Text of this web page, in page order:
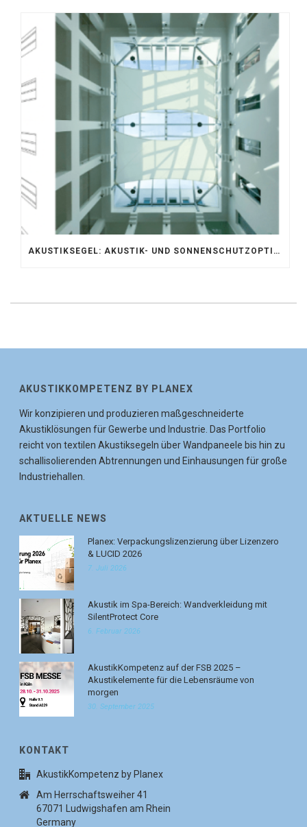
AKUSTIKSEGEL: AKUSTIK- UND SONNENSCHUTZOPTIMIERUNG IM ATRIUM DER UNIVERSITÄT BONN
AKUSTIKKOMPETENZ BY PLANEX
Wir konzipieren und produzieren maßgeschneiderte
Akustiklösungen für Gewerbe und Industrie. Das Portfolio
reicht von textilen Akustiksegeln über Wandpaneele bis hin zu
schallisolierenden Abtrennungen und Einhausungen für große
Industriehallen.
AKTUELLE NEWS
Planex: Verpackungslizenzierung über Lizenzero
& LUCID 2026
7. Juli 2026
Akustik im Spa-Bereich: Wandverkleidung mit
SilentProtect Core
6. Februar 2026
AkustikKompetenz auf der FSB 2025 –
Akustikelemente für die Lebensräume von
morgen
30. September 2025
KONTAKT
AkustikKompetenz by Planex
Am Herrschaftsweiher 41
67071 Ludwigshafen am Rhein
Germany